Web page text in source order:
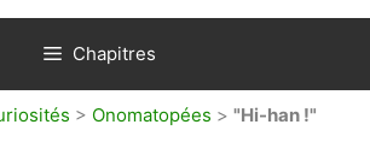
Chapitres
> Onomatopées > "Hi-han !"